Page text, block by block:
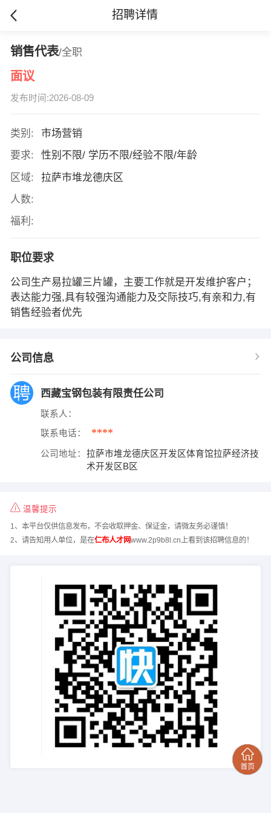
招聘详情
销售代表/全职
面议
发布时间:2026-08-09
类别:
市场营销
要求:
性别不限/ 学历不限/经验不限/年龄
区域:
拉萨市堆龙德庆区
人数:
福利:
职位要求
公司生产易拉罐三片罐，主要工作就是开发维护客户；
表达能力强,具有较强沟通能力及交际技巧,有亲和力,有
销售经验者优先
公司信息
西藏宝钢包装有限责任公司
联系人：
联系电话： ****
公司地址：
拉萨市堆龙德庆区开发区体育馆拉萨经济技
术开发区B区
温馨提示
1、本平台仅供信息发布，不会收取押金、保证金，请微友务必谨慎！
2、请告知用人单位，是在仁布人才网www.2p9b8l.cn上看到该招聘信息的！